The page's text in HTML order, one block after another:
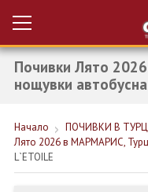
Вход за агенти
НОВА ГОДИНА ТУРЦИЯ
НОВА ГОДИНА
Почивки Лято
нощувки
Начало ПОЧИВКИ В
Лято 2026 в МАРМАРИС,
L`ETOILE